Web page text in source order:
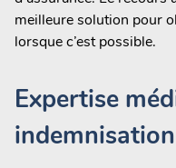
meilleure solution pour
lorsque c’est possible.
Expertise